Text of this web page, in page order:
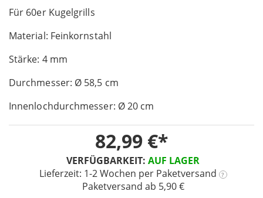
Für 60er Kugelgrills
Material: Feinkornstahl
Stärke: 4 mm
Durchmesser: Ø 58,5 cm
Innenlochdurchmesser: Ø 20 cm
VERFÜGBARKEIT: AUF LAGER
Lieferzeit: 1-2 Wochen per Paketversand ?
Paketversand ab 5,90 €
82,99 €
gallery
to
beginning
the
images
gallery